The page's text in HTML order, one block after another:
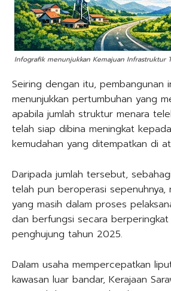
Infografik menunjukkan Kemajuan Infrastruktur
Seiring dengan itu, pembangunan
menunjukkan pertumbuhan yang
apabila jumlah struktur menara
telah siap dibina meningkat
kemudahan yang ditempatkan di
Daripada jumlah tersebut,
telah pun beroperasi sepenuhnya,
yang masih dalam proses
dan berfungsi secara berperingkat
penghujung tahun 2025.
Dalam usaha mempercepatkan
kawasan luar bandar, Kerajaan